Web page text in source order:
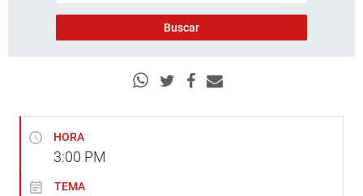
HORA
3:00 PM
TEMA